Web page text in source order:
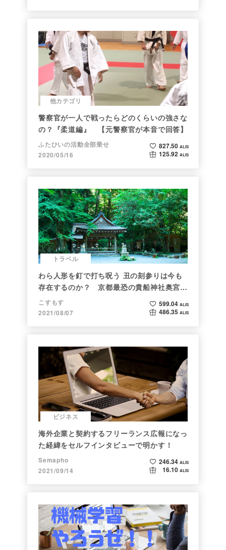
他カテゴリ
警察官が一人で戦ったらどのくらいの強さな
の？『柔道編』 【元警察官が本音で回答】
ふたひいの活動全部乗せ
2020/05/16
827.50 ALIS
125.92 ALIS
トラベル
わら人形を釘で打ち呪う 丑の刻参りは今も
存在するのか？ 京都最恐の貴船神社奥宮を
調べた
こすもす
2021/08/07
599.04 ALIS
486.35 ALIS
ビジネス
海外企業と契約するフリーランス広報になっ
た経緯をセルフインタビューで明かす！
Semapho
2021/09/14
246.34 ALIS
16.10 ALIS